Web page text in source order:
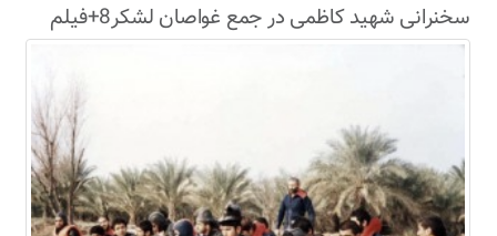
سخنرانی شهید کاظمی در جمع غواصان لشکر8+فیلم